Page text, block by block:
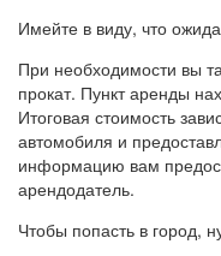
Имейте в виду, что
При необходимости вы
прокат. Пункт аренды
Итоговая стоимость
автомобиля и
информацию вам
арендодатель.
Чтобы попасть в город,